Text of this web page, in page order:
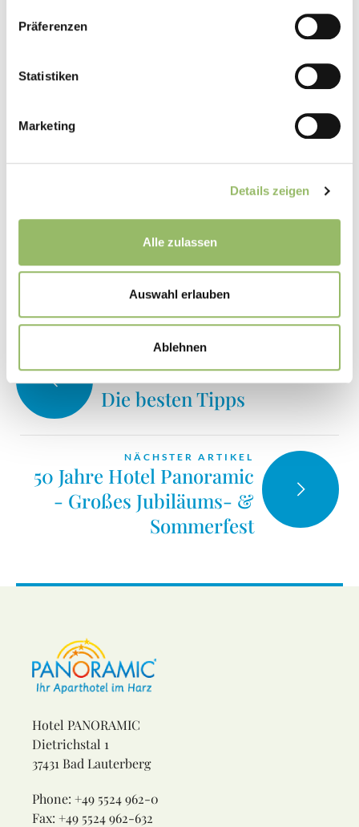
Präferenzen
Statistiken
Marketing
Details zeigen
Alle zulassen
Auswahl erlauben
Ablehnen
zur Kenntnis genommen.
Ich stimme zu, dass meine Angaben und Daten zur Beantwortung
meiner Anfrage elektronisch erhoben und gespeichert werden.
KOMMENTAR ABSENDEN
VORHERIGER ARTIKEL
Harz-Urlaub im Schnee -
Die besten Tipps
NÄCHSTER ARTIKEL
50 Jahre Hotel Panoramic
- Großes Jubiläums- &
Sommerfest
Hotel PANORAMIC
Dietrichstal 1
37431 Bad Lauterberg
Phone: +49 5524 962-0
Fax: +49 5524 962-632